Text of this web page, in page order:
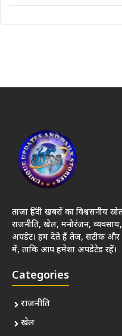
ताज़ा हिंदी खबरों का विश्वसनीय
राजनीति, खेल, मनोरंजन,
अपडेट। हम देते हैं तेज़, सटीक और
में, ताकि आप हमेशा अपडेटेड रहें।
Categories
राजनीति
खेल